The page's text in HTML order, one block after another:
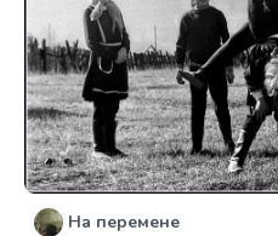
На перемене